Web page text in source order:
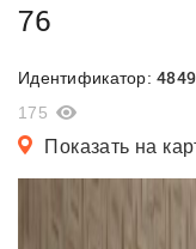
76
Идентификатор:
175
Показать на